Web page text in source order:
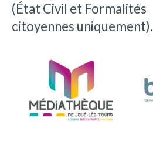
(État Civil et Formalités
citoyennes uniquement).